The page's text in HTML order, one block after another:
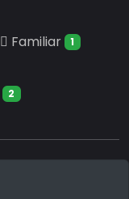
Familiar 1
2